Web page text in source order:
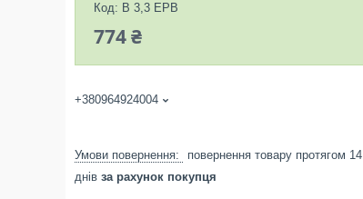
Код: B 3,3 ЕРВ
774 ₴
+380964924004
повернення товару протягом 14
днів за рахунок покупця